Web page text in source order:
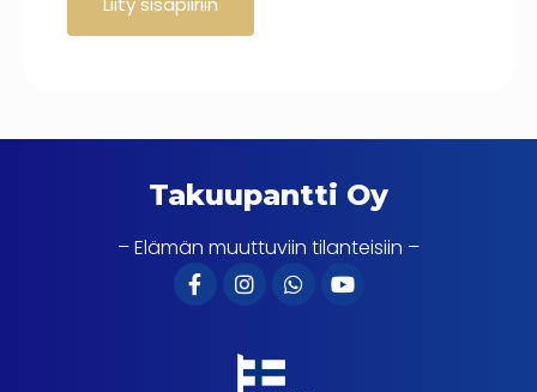
Takuupantti Oy
– Elämän muuttuviin tilanteisiin –